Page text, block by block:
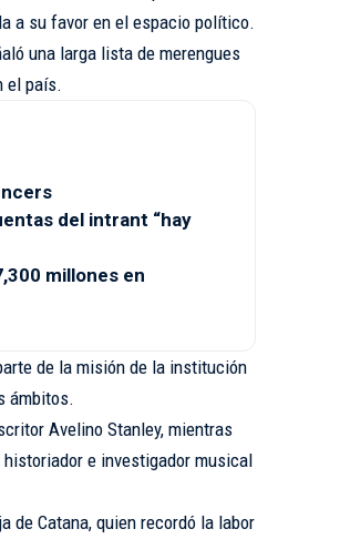
a su favor en el espacio político.
una larga lista de merengues
el país.
del intrant “hay
millones en
de la misión de la institución
ámbitos.
Avelino Stanley, mientras
e investigador musical
de Catana, quien recordó la labor